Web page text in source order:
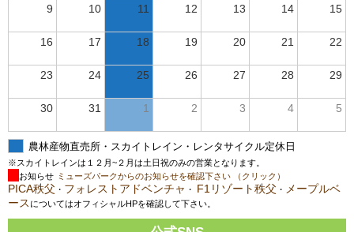
9 10 11 12 13 14 15
16 17 18 19 20 21 22
23 24 25 26 27 28 29
30 31 1 2 3 4 5
農林産物直売所・スカイトレイン・レンタサイクル定休日
※スカイトレインは１２月~２月は土日祝のみの営業となります。
お知らせ ミューズパークからのお知らせを確認下さい （クリック）
PICA秩父 ・ フォレストアドベンチャ ・ F1リゾート秩父 ・ メープルベ
ース についてはオフィシャルHPを確認して下さい。